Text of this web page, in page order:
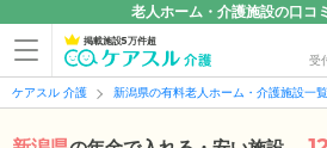
老人ホーム・介護施設の口コ
掲載施設5万件超
受
ケアスル 介護 新潟県の有料老人ホーム・介護施設一覧